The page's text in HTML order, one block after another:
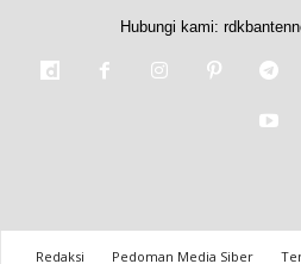
Hubungi kami:
Redaksi Pedoman Media Siber